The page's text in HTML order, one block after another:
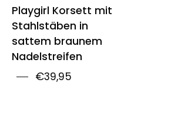
Playgirl Korsett mit
Stahlstäben in
sattem braunem
Nadelstreifen
€39,95